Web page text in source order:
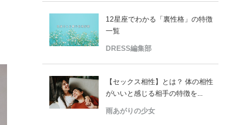
12星座でわかる「裏性格」の特徴
一覧
DRESS編集部
【セックス相性】とは？ 体の相性
がいいと感じる相手の特徴を...
雨あがりの少女